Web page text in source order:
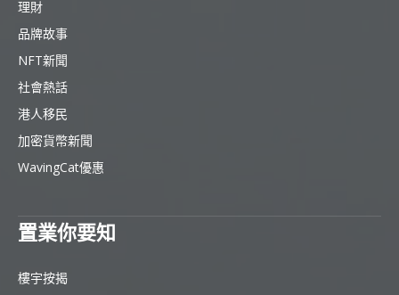
理財
品牌故事
NFT新聞
社會熱話
港人移民
加密貨幣新聞
WavingCat優惠
置業你要知
樓宇按揭